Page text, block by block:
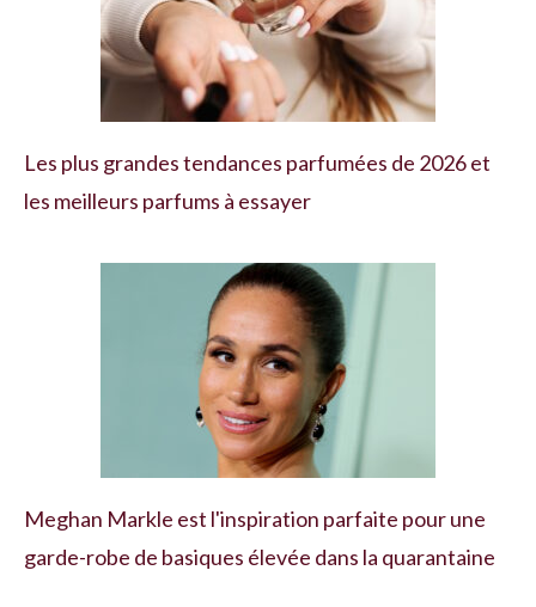
Les plus grandes tendances parfumées de 2026 et
les meilleurs parfums à essayer
Meghan Markle est l'inspiration parfaite pour une
garde-robe de basiques élevée dans la quarantaine